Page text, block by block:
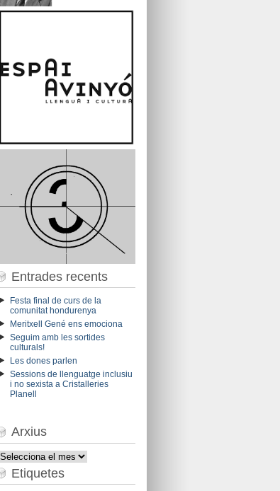
Entrades recents
Festa final de curs de la
comunitat hondurenya
Meritxell Gené ens emociona
Seguim amb les sortides
culturals!
Les dones parlen
Sessions de llenguatge inclusiu
i no sexista a Cristalleries
Planell
Arxius
Arxius
Etiquetes